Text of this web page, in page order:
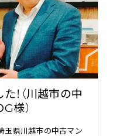
！（川越市の中
様）
玉県川越市の中古マン